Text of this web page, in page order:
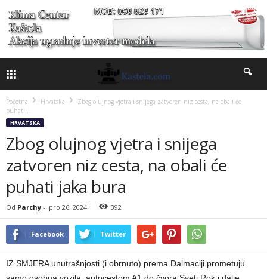
Početna Hrvatska
Zbog olujnog vjetra i snijega zatvoren niz cesta, na obali će
puhati...
HRVATSKA
Zbog olujnog vjetra i snijega
zatvoren niz cesta, na obali će
puhati jaka bura
Od Parchy - pro 26, 2024 392
Facebook Twitter
IZ SMJERA unutrašnjosti (i obrnuto) prema Dalmaciji prometuju